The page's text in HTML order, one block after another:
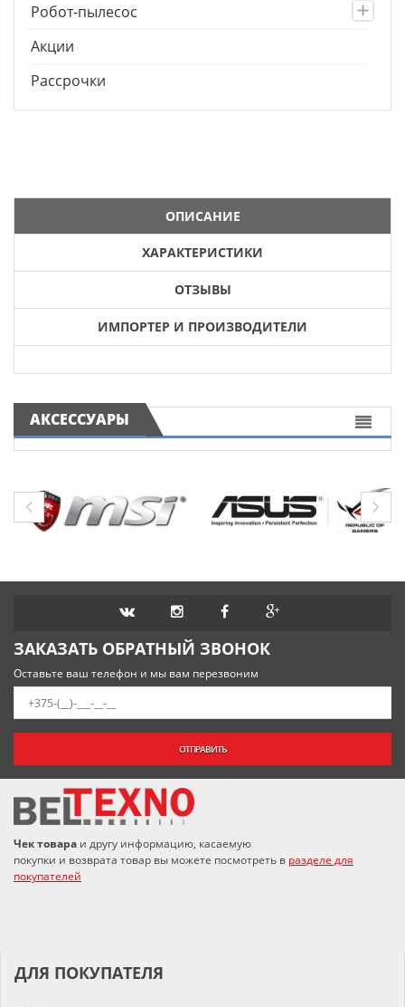
Робот-пылесос
Акции
Рассрочки
ОПИСАНИЕ
ХАРАКТЕРИСТИКИ
ОТЗЫВЫ
ИМПОРТЕР И ПРОИЗВОДИТЕЛИ
АКСЕССУАРЫ
ЗАКАЗАТЬ ОБРАТНЫЙ ЗВОНОК
Оставьте ваш телефон и мы вам перезвоним
ОТПРАВИТЬ
Чек товара и другу информацию, касаемую
покупки и возврата товар вы можете посмотреть в разделе для
покупателей
ДЛЯ ПОКУПАТЕЛЯ